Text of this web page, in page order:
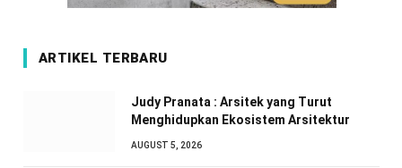
ARTIKEL TERBARU
Judy Pranata : Arsitek yang Turut
Menghidupkan Ekosistem Arsitektur
AUGUST 5, 2026